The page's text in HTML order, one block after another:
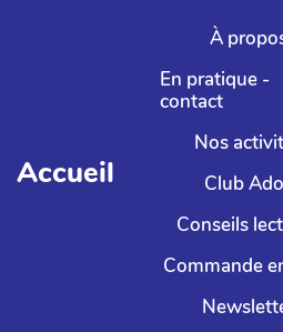
Aller au contenu principal
Accueil
À
En pratique -
contact
Nos
Club
Conseils
Commande